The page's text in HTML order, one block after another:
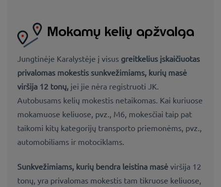
Mokamų kelių apžvalga
Jungtinėje Karalystėje į visus greitkelius įskaičiuotas
privalomas mokestis sunkvežimiams, kurių masė
viršija 12 tonų, jei jie nėra registruoti JK.
Autobusams kelių mokestis netaikomas. Kai kuriuose
mokamuose keliuose, pvz., M6, mokesčiai taip pat
taikomi kitų kategorijų transporto priemonėms, pvz.,
automobiliams ir motociklams.
Sunkvežimiams, kurių bendra leistina masė viršija 12
tonų, yra privalomas mokestis tam tikruose keliuose,